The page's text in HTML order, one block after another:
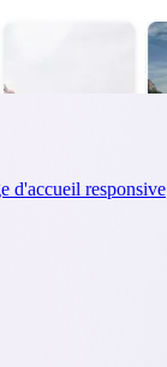
d'accueil responsive